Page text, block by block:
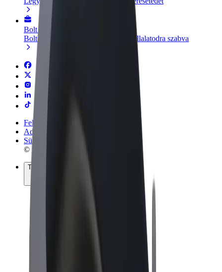
Bolt for Business
Bolt termékek és szolgáltatások a vállalatodra szabva
Felhasználási feltételek
Adatvédelem
Sütik
© 2026 Bolt Technology OÜ
Termékek